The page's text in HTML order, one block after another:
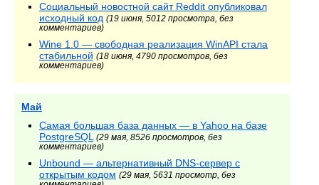
Социальный новостной сайт Reddit опубликовал
исходный код (19 июня, 5012 просмотра, без
комментариев)
Wine 1.0 — свободная реализация WinAPI стала
стабильной (18 июня, 4790 просмотров, без
комментариев)
Май
Самая большая база данных — в Yahoo на базе
PostgreSQL
(29 мая, 8526 просмотров, без
комментариев)
Unbound — альтернативный DNS-сервер с
открытым кодом (29 мая, 5631 просмотр, без